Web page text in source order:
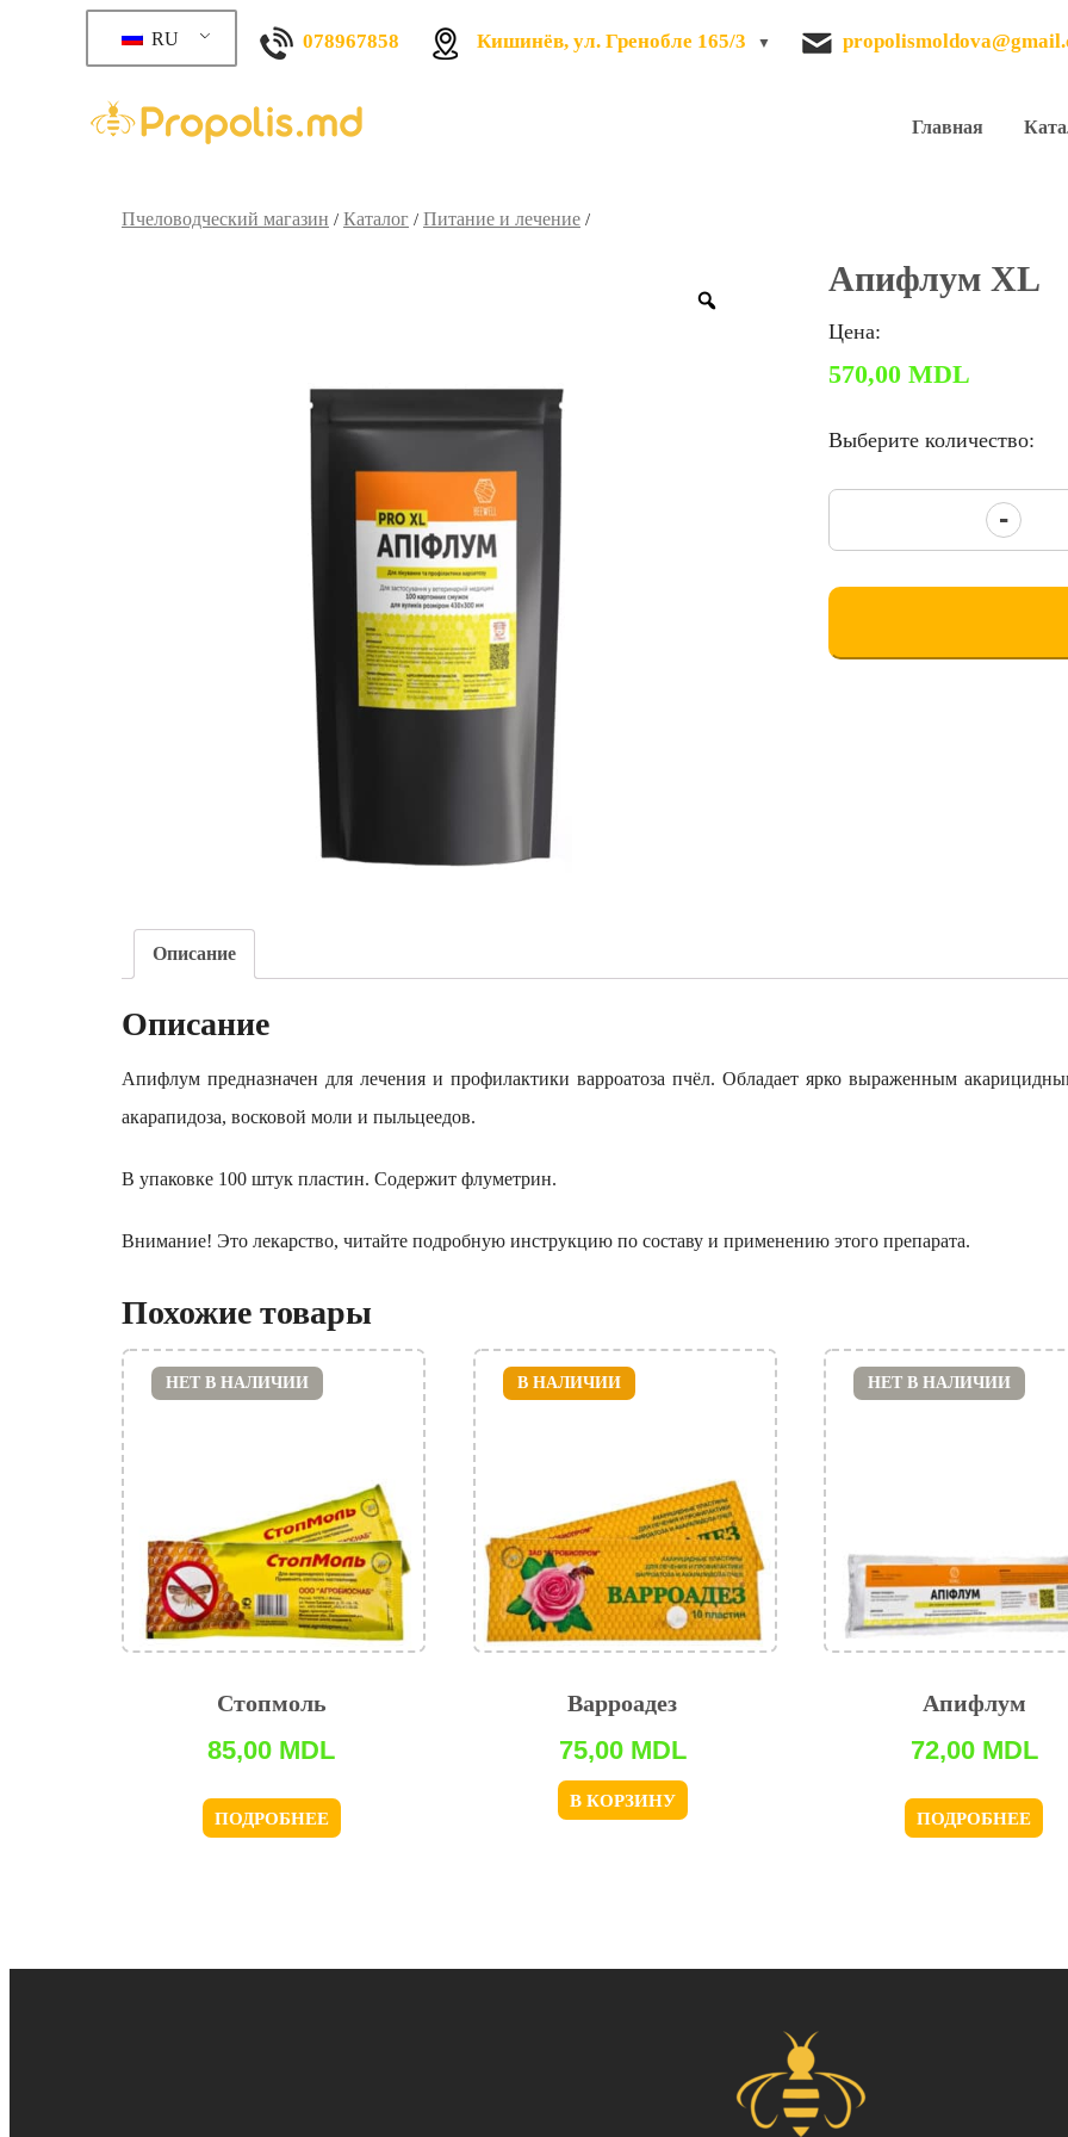
RU 078967858 Кишинёв, ул. Гренобле 165/3
Главная
Пчеловодческий магазин / Каталог / Питание и лечение /
Апифлум XL
Цена:
570,00 MDL
Выберите количество:
Apiflum
Описание
Описание
Апифлум предназначен для лечения и профилактики варроатоза пчёл. Обладает ярко выраженным
акарапидоза, восковой моли и пыльцеедов.
В упаковке 100 штук пластин. Содержит флуметрин.
Внимание! Это лекарство, читайте подробную инструкцию по составу и применению этого препарата.
Похожие товары
Стопмоль
85,00 MDL
ПОДРОБНЕЕ
НЕТ В НАЛИЧИИ
Варроадез
75,00 MDL
В КОРЗИНУ
В НАЛИЧИИ
Апифлум
72,00 MDL
ПОДРОБНЕЕ
НЕТ В НАЛИЧИИ